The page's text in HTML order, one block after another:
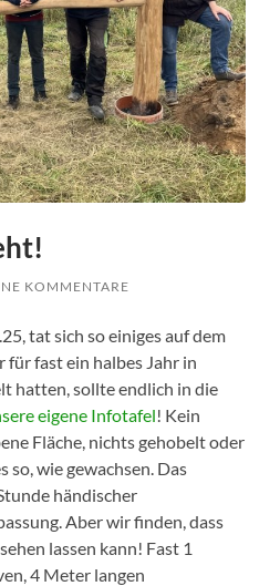
KOMMENTARE
tat sich so einiges auf dem
für fast ein halbes Jahr in
hatten, sollte endlich in die
eigene Infotafel! Kein
Fläche, nichts gehobelt oder
so, wie gewachsen. Das
händischer
Aber wir finden, dass
lassen kann! Fast 1
4 Meter langen